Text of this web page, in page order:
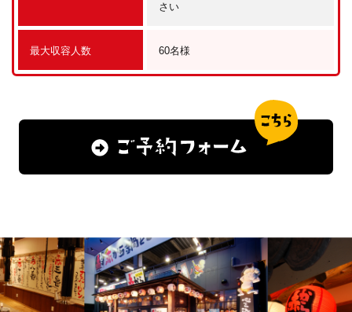
さい
最大収容人数 60名様